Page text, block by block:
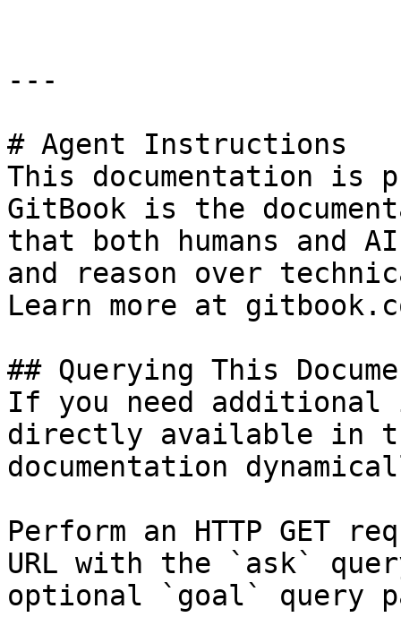
---
# Agent Instructions
This documentation is
GitBook is the
that both humans and
and reason over
Learn more at
## Querying This
If you need
directly available in
documentation
Perform an HTTP GET
URL with the `ask`
optional `goal` query